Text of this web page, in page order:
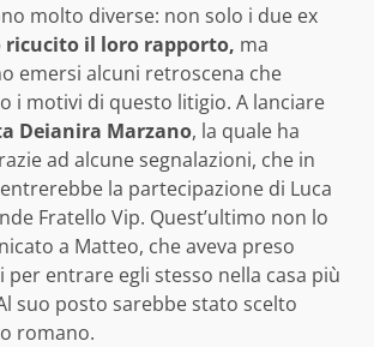
molto diverse: non solo i due ex
ricucito il loro rapporto, ma
emersi alcuni retroscena che
i motivi di questo litigio. A lanciare
Deianira Marzano, la quale ha
ad alcune segnalazioni, che in
la partecipazione di Luca
Fratello Vip. Quest’ultimo non lo
a Matteo, che aveva preso
entrare egli stesso nella casa più
suo posto sarebbe stato scelto
romano.